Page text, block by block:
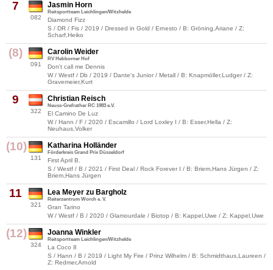
7
082
Jasmin Horn
Reitsportteam Leichlingen/Witzhelde
Diamond Fizz
S / DR / Fis / 2019 / Dressed in Gold / Ernesto / B: Gröning,Ariane / Z:
Scharf,Heiko
(8)
091
Carolin Weider
RV Hebborner Hof
Don't call me Dennis
W / Westf / Db / 2019 / Dante's Junior / Metall / B: Knapmöller,Ludger / Z:
Gravemeier,Kurt
9
322
Christian Reisch
Neuss-Grefrather RC 1983 e.V.
El Camino De Luz
W / Hann / F / 2020 / Escamillo / Lord Loxley I / B: Esser,Hella / Z:
Neuhaus,Volker
(10)
131
Katharina Holländer
Förderkreis Grand Prix Düsseldorf
First April B.
S / Westf / B / 2021 / First Deal / Rock Forever I / B: Briem,Hans Jürgen / Z:
Briem,Hans Jürgen
11
321
Lea Meyer zu Bargholz
Reiterzentrum Worch e. V.
Gran Tarino
W / Westf / B / 2020 / Glamourdale / Biotop / B: Kappel,Uwe / Z: Kappel,Uwe
(12)
324
Joanna Winkler
Reitsportteam Leichlingen/Witzhelde
La Coco 8
S / Hann / B / 2019 / Light My Fire / Prinz Wilhelm / B: Schmidthaus,Laureen /
Z: Redmer,Arnold